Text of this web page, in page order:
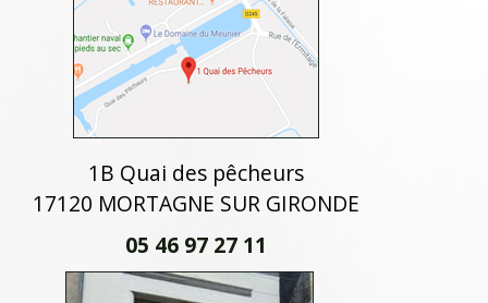
1B Quai des pêcheurs
17120 MORTAGNE SUR GIRONDE
05 46 97 27 11